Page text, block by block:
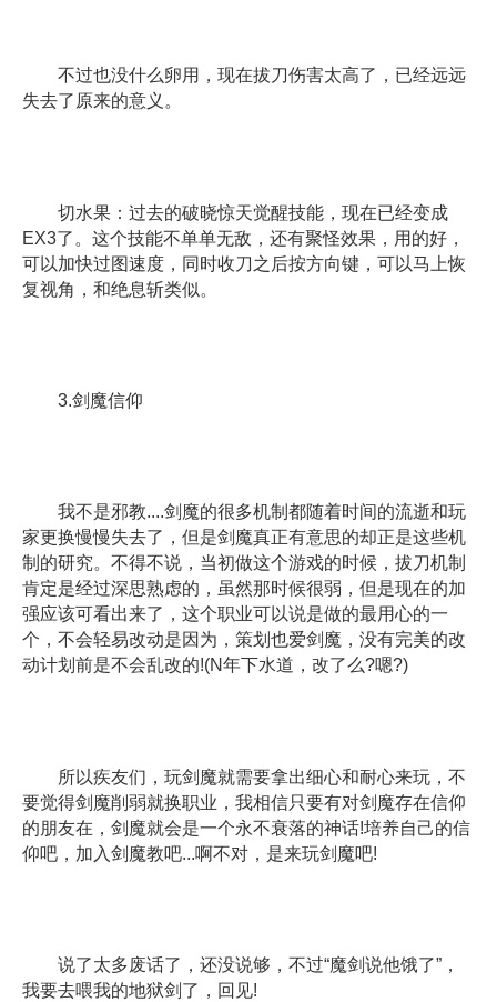
不过也没什么卵用，现在拔刀伤害太高了，已经远远
失去了原来的意义。
切水果：过去的破晓惊天觉醒技能，现在已经变成
EX3了。这个技能不单单无敌，还有聚怪效果，用的好，
可以加快过图速度，同时收刀之后按方向键，可以马上恢
复视角，和绝息斩类似。
3.剑魔信仰
我不是邪教....剑魔的很多机制都随着时间的流逝和玩
家更换慢慢失去了，但是剑魔真正有意思的却正是这些机
制的研究。不得不说，当初做这个游戏的时候，拔刀机制
肯定是经过深思熟虑的，虽然那时候很弱，但是现在的加
强应该可看出来了，这个职业可以说是做的最用心的一
个，不会轻易改动是因为，策划也爱剑魔，没有完美的改
动计划前是不会乱改的!(N年下水道，改了么?嗯?)
所以疾友们，玩剑魔就需要拿出细心和耐心来玩，不
要觉得剑魔削弱就换职业，我相信只要有对剑魔存在信仰
的朋友在，剑魔就会是一个永不衰落的神话!培养自己的信
仰吧，加入剑魔教吧...啊不对，是来玩剑魔吧!
说了太多废话了，还没说够，不过“魔剑说他饿了”，
我要去喂我的地狱剑了，回见!